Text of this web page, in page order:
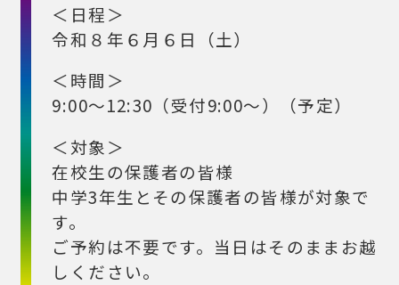
＜日程＞
令和８年６月６日（土）
＜時間＞
9:00～12:30（受付9:00～）（予定）
＜対象＞
在校生の保護者の皆様
中学3年生とその保護者の皆様が対象で
す。
ご予約は不要です。当日はそのままお越
しください。